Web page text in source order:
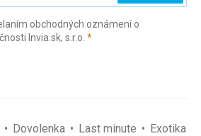
obchodných oznámení o
Invia.sk, s.r.o. *(povinné)
Dovolenka Last minute
Exotika